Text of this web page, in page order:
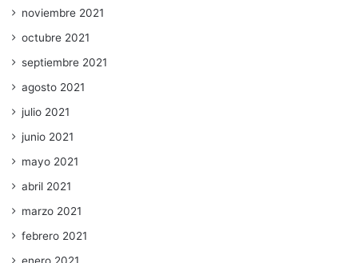
noviembre 2021
octubre 2021
septiembre 2021
agosto 2021
julio 2021
junio 2021
mayo 2021
abril 2021
marzo 2021
febrero 2021